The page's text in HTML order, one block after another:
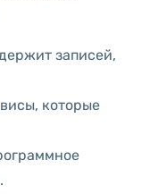
записей,
которые